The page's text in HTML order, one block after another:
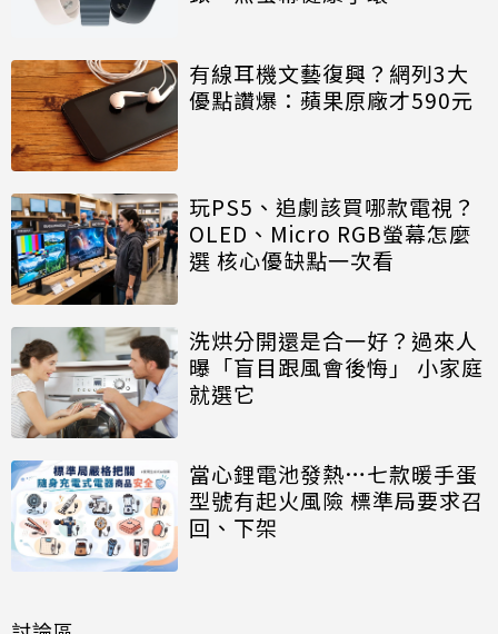
有線耳機文藝復興？網列3大
優點讚爆：蘋果原廠才590元
玩PS5、追劇該買哪款電視？
OLED、Micro RGB螢幕怎麼
選 核心優缺點一次看
洗烘分開還是合一好？過來人
曝「盲目跟風會後悔」 小家庭
就選它
當心鋰電池發熱…七款暖手蛋
型號有起火風險 標準局要求召
回、下架